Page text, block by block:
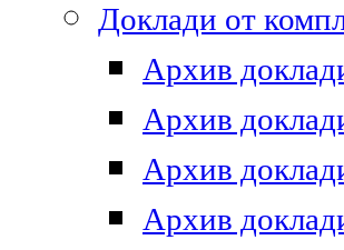
Доклади от
Архив
Архив
Архив
Архив